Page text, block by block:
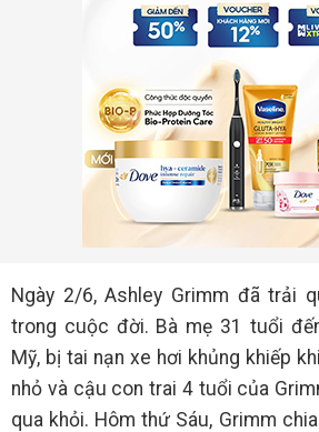
Ngày 2/6, Ashley Grimm đã trải
trong cuộc đời. Bà mẹ 31 tuổi
Mỹ, bị tai nạn xe hơi khủng khiếp
nhỏ và cậu con trai 4 tuổi của
qua khỏi. Hôm thứ Sáu, Grimm